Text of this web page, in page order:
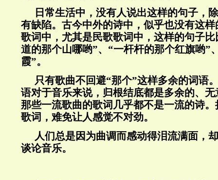
日常生活中，没有人说出这样的句子，
有缺陷。古今中外的诗中，似乎也没有这
歌词中，尤其是民歌歌词中，这样的句子
道的那个山哪哟”、“一杆杆的那个红旗哟”
霞”。
只有歌曲不回避“那个”这样多余的词语
语对于音乐来说，归根结底都是多余的、
那些一流歌曲的歌词几乎都不是一流的诗
歌词，难免让人感觉不对劲。
人们总是因为曲调而感动得泪流满面，
谈论音乐。